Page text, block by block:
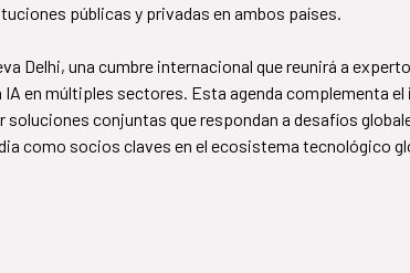
públicas y privadas en ambos países.
Delhi, una cumbre internacional que reunirá a
en múltiples sectores. Esta agenda complementa el
conjuntas que respondan a desafíos
como socios claves en el ecosistema tecnológico